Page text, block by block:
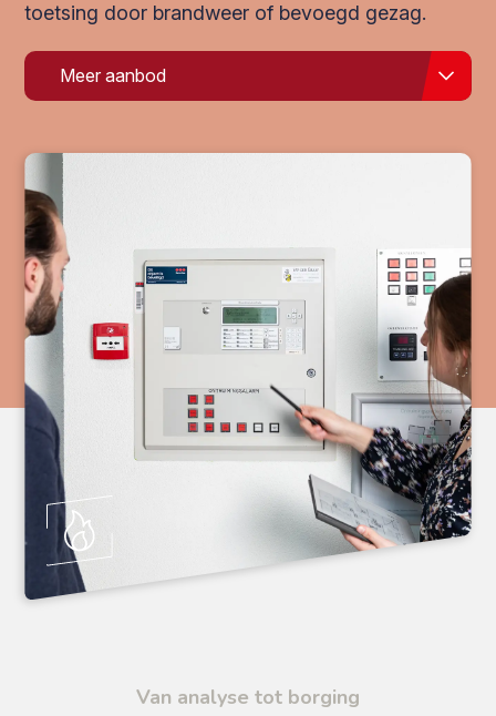
toetsing door brandweer of bevoegd gezag.
Meer aanbod
Van analyse tot borging